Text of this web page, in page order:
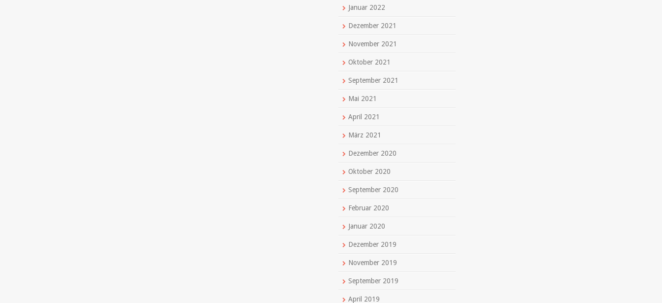
Januar 2022
Dezember 2021
November 2021
Oktober 2021
September 2021
Mai 2021
April 2021
März 2021
Dezember 2020
Oktober 2020
September 2020
Februar 2020
Januar 2020
Dezember 2019
November 2019
September 2019
April 2019